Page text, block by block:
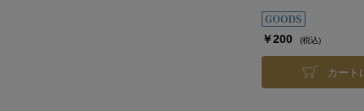
￥200 (税込)
カート